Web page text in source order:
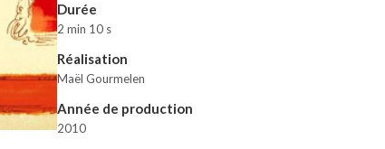
Durée
2 min 10 s
Réalisation
Maël Gourmelen
Année de production
2010